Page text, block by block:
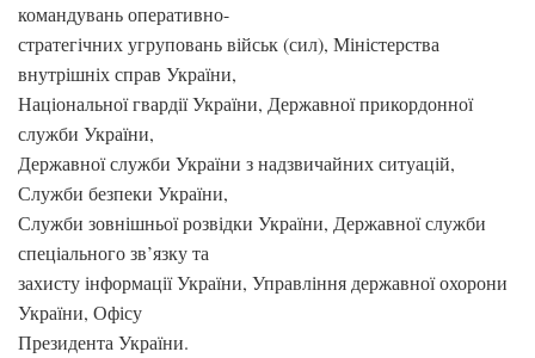
командувань оперативно-
стратегічних угруповань військ (сил), Міністерства
внутрішніх справ України,
Національної гвардії України, Державної прикордонної
служби України,
Державної служби України з надзвичайних ситуацій,
Служби безпеки України,
Служби зовнішньої розвідки України, Державної служби
спеціального зв’язку та
захисту інформації України, Управління державної охорони
України, Офісу
Президента України.